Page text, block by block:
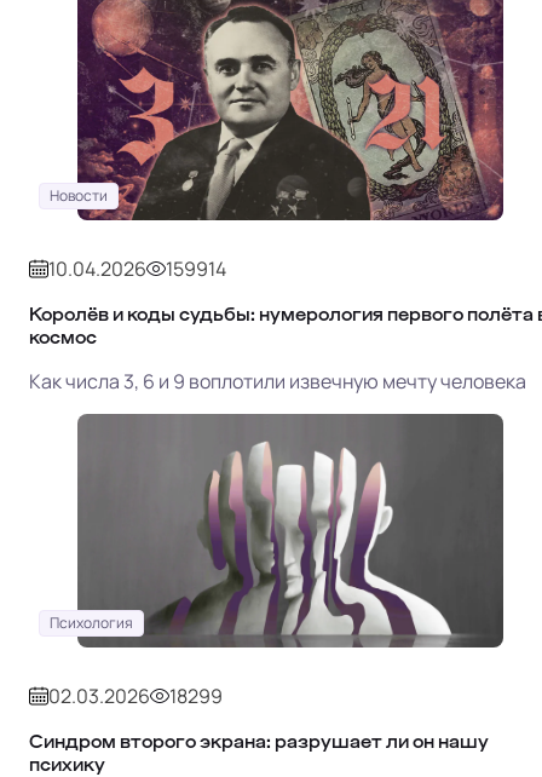
Новости
10.04.2026 159914
Королёв и коды судьбы: нумерология первого полёта
космос
Как числа 3, 6 и 9 воплотили извечную мечту человека
Психология
02.03.2026 18299
Синдром второго экрана: разрушает ли он нашу
психику